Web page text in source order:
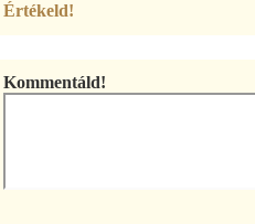
Értékeld!
Kommentáld!